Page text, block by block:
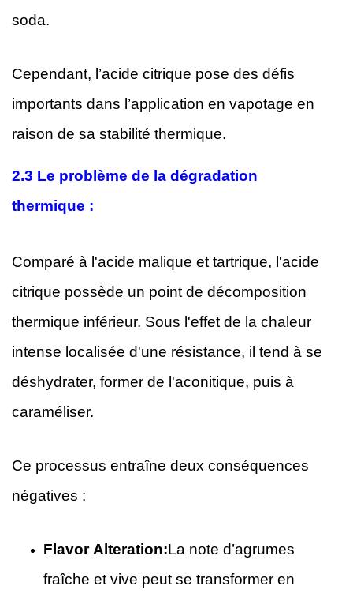
soda.
Cependant, l’acide citrique pose des défis
importants dans l’application en vapotage en
raison de sa stabilité thermique.
2.3 Le problème de la dégradation
thermique :
Comparé à l'acide malique et tartrique, l'acide
citrique possède un point de décomposition
thermique inférieur. Sous l'effet de la chaleur
intense localisée d'une résistance, il tend à se
déshydrater, former de l'aconitique, puis à
caraméliser.
Ce processus entraîne deux conséquences
négatives :
Flavor Alteration:La note d’agrumes
fraîche et vive peut se transformer en